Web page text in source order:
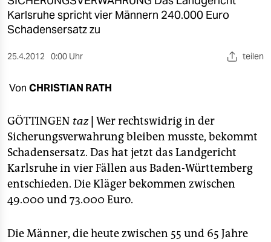
sport
berlin
nord
verlag
verlag
veranstaltungen
shop
fragen & hilfe
Karlsruhe spricht vier Männern 240.000 Euro
Schadensersatz zu
25.4.2012 0:00 Uhr teilen
Von CHRISTIAN RATH
GÖTTINGEN taz Wer rechtswidrig in der
Sicherungsverwahrung bleiben musste, bekommt
Schadensersatz. Das hat jetzt das Landgericht
Karlsruhe in vier Fällen aus Baden-Württemberg
entschieden. Die Kläger bekommen zwischen
49.000 und 73.000 Euro.
Die Männer, die heute zwischen 55 und 65 Jahre